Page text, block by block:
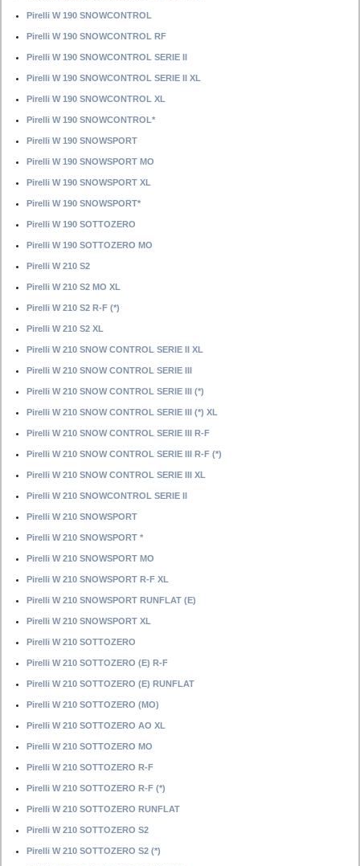
Pirelli W 190 SNOWCONTROL
Pirelli W 190 SNOWCONTROL RF
Pirelli W 190 SNOWCONTROL SERIE II
Pirelli W 190 SNOWCONTROL SERIE II XL
Pirelli W 190 SNOWCONTROL XL
Pirelli W 190 SNOWCONTROL*
Pirelli W 190 SNOWSPORT
Pirelli W 190 SNOWSPORT MO
Pirelli W 190 SNOWSPORT XL
Pirelli W 190 SNOWSPORT*
Pirelli W 190 SOTTOZERO
Pirelli W 190 SOTTOZERO MO
Pirelli W 210 S2
Pirelli W 210 S2 MO XL
Pirelli W 210 S2 R-F (*)
Pirelli W 210 S2 XL
Pirelli W 210 SNOW CONTROL SERIE II XL
Pirelli W 210 SNOW CONTROL SERIE III
Pirelli W 210 SNOW CONTROL SERIE III (*)
Pirelli W 210 SNOW CONTROL SERIE III (*) XL
Pirelli W 210 SNOW CONTROL SERIE III R-F
Pirelli W 210 SNOW CONTROL SERIE III R-F (*)
Pirelli W 210 SNOW CONTROL SERIE III XL
Pirelli W 210 SNOWCONTROL SERIE II
Pirelli W 210 SNOWSPORT
Pirelli W 210 SNOWSPORT *
Pirelli W 210 SNOWSPORT MO
Pirelli W 210 SNOWSPORT R-F XL
Pirelli W 210 SNOWSPORT RUNFLAT (E)
Pirelli W 210 SNOWSPORT XL
Pirelli W 210 SOTTOZERO
Pirelli W 210 SOTTOZERO (E) R-F
Pirelli W 210 SOTTOZERO (E) RUNFLAT
Pirelli W 210 SOTTOZERO (MO)
Pirelli W 210 SOTTOZERO AO XL
Pirelli W 210 SOTTOZERO MO
Pirelli W 210 SOTTOZERO R-F
Pirelli W 210 SOTTOZERO R-F (*)
Pirelli W 210 SOTTOZERO RUNFLAT
Pirelli W 210 SOTTOZERO S2
Pirelli W 210 SOTTOZERO S2 (*)